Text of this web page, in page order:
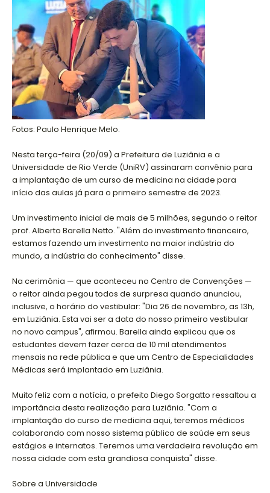
Fotos: Paulo Henrique Melo.
Nesta terça-feira (20/09) a Prefeitura de Luziânia e a
Universidade de Rio Verde (UniRV) assinaram convênio para
a implantação de um curso de medicina na cidade para
início das aulas já para o primeiro semestre de 2023.
Um investimento inicial de mais de 5 milhões, segundo o reitor
prof. Alberto Barella Netto. "Além do investimento financeiro,
estamos fazendo um investimento na maior indústria do
mundo, a indústria do conhecimento" disse.
Na cerimônia — que aconteceu no Centro de Convenções —
o reitor ainda pegou todos de surpresa quando anunciou,
inclusive, o horário do vestibular: "Dia 26 de novembro, as 13h,
em Luziânia. Esta vai ser a data do nosso primeiro vestibular
no novo campus", afirmou. Barella ainda explicou que os
estudantes devem fazer cerca de 10 mil atendimentos
mensais na rede pública e que um Centro de Especialidades
Médicas será implantado em Luziânia.
Muito feliz com a notícia, o prefeito Diego Sorgatto ressaltou a
importância desta realização para Luziânia. "Com a
implantação do curso de medicina aqui, teremos médicos
colaborando com nosso sistema público de saúde em seus
estágios e internatos. Teremos uma verdadeira revolução em
nossa cidade com esta grandiosa conquista" disse.
Sobre a Universidade